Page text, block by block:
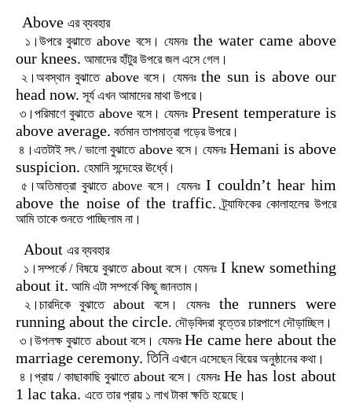
Above এর ব্যবহার
১।উপরে বুঝাতেabove বসে। যেমনঃthe water came above
our knees. আমাদের হাঁটুর উপরে জল এসে গেল।
২।অবস্থান বুঝাতে above বসে। যেমনঃ the sun is above our
head now. সূর্য এখন আমাদের মাথা উপরে।
৩।পরিমাণে বুঝাতেabove বসে। যেমনঃ Present temperature is
above average. বর্তমান তাপমাত্রা গড়ের উপরে।
৪।এতটাই সৎ/ভালো বুঝাতে above বসে। যেমনঃ Hemani is above
suspicion. হেমানি সন্দেহের ঊর্ধ্বে।
৫।অতিমাত্রা বুঝাতে above বসে। যেমনঃ I couldn’t hear him
above the noise of the traffic. ট্র্যাফিকের কোলাহলের উপরে
আমি তাকে শুনতে পাচ্ছিলাম না।
About এর ব্যবহার
১।সম্পর্কে/বিষয়ে বুঝাতে about বসে। যেমনঃI knew something
about it. আমি এটা সম্পর্কে কিছু জানতাম।
২।চারদিকে
বুঝাতে about বসে। যেমনঃ
the runners were
running about the circle. দৌড়বিদরা বৃত্তের চারপাশে দৌড়াচ্ছিল।
৩।উপলক্ষ বুঝাতেabout বসে। যেমনঃ He came here about the
marriage ceremony. তিনি এখানে এসেছেন বিয়ের অনুষ্ঠানের কথা।
৪।প্রায় / কাছাকাছি বুঝাতে about বসে। যেমনঃ He has lost about
1 lac taka. এতে তার প্রায় ১ লাখ টাকা ক্ষতি হয়েছে।